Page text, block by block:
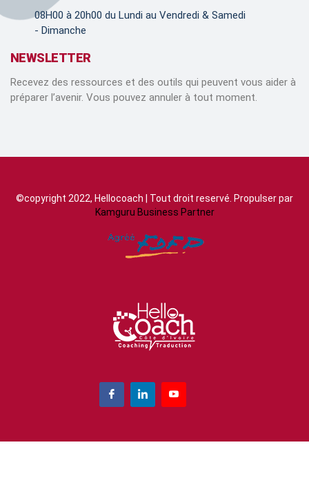
08H00 à 20h00 du Lundi au Vendredi & Samedi
- Dimanche
NEWSLETTER
Recevez des ressources et des outils qui peuvent vous aider à
préparer l’avenir. Vous pouvez annuler à tout moment.
©copyright 2022, Hellocoach | Tout droit reservé. Propulser par
Kamguru Business Partner